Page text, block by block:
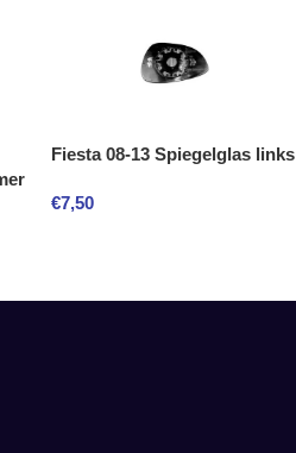
Fiesta 08-13 Spiegelglas links
€7,50